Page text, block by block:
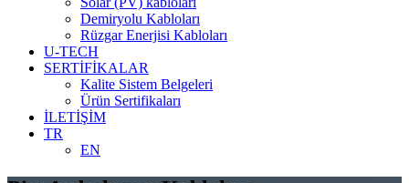
Demiryolu Kabloları
Rüzgar Enerjisi Kabloları
U-TECH
SERTİFİKALAR
Kalite Sistem Belgeleri
Ürün Sertifikaları
İLETİŞİM
TR
EN